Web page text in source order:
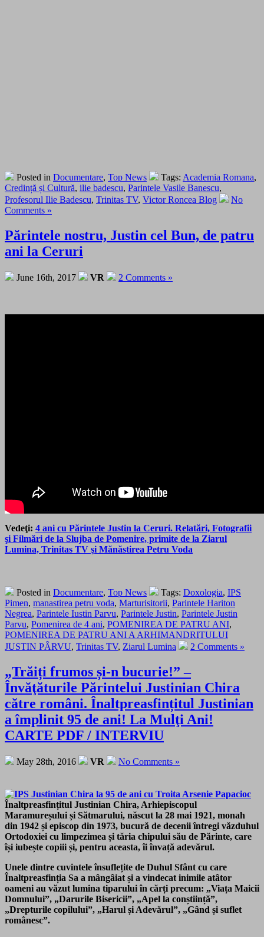
Posted in Documentare, Top News Tags: Academia Romana,
Credință și Cultură, ilie badescu, Parintele Vasile Banescu,
Profesorul Ilie Badescu, Trinitas TV, Victor Roncea Blog
No
Comments »
Părintele nostru, Justin cel Bun, de patru
ani la Ceruri
June 16th, 2017 VR 2 Comments »
Vedeţi: 4 ani cu Părintele Justin la Ceruri. Relatări, Fotografii
şi Filmări de la Slujba de Pomenire, primite de la Ziarul
Lumina, Trinitas TV şi Mănăstirea Petru Voda
Posted in Documentare, Top News Tags: Doxologia, IPS
Pimen, manastirea petru voda, Marturisitorii, Parintele Hariton
Negrea, Parintele Iustin Parvu, Parintele Justin, Parintele Justin
Parvu, Pomenirea de 4 ani, POMENIREA DE PATRU ANI,
POMENIREA DE PATRU ANI A ARHIMANDRITULUI
JUSTIN PÂRVU, Trinitas TV, Ziarul Lumina 2 Comments »
„Trăiți frumos și-n bucurie!” –
Învăţăturile Părintelui Justinian Chira
către români. Înaltpreasfințitul Justinian
a împlinit 95 de ani! La Mulţi Ani!
CARTE PDF / INTERVIU
May 28th, 2016 VR No Comments »
Înaltpreasfințitul Justinian Chira, Arhiepiscopul
Maramureșului și Sătmarului, născut la 28 mai 1921, monah
din 1942 și episcop din 1973, bucură de decenii întregi văzduhul
Ortodoxiei cu limpezimea și tăria chipului său de Părinte, care
își iubește copiii și, pentru aceasta, îi învață adevărul.
Unele dintre cuvintele însuflețite de Duhul Sfânt cu care
Înaltpreasfinția Sa a mângâiat și a vindecat inimile atâtor
oameni au văzut lumina tiparului în cărți precum: „Viața Maicii
Domnului”, „Darurile Bisericii”, „Apel la conștiință”,
„Drepturile copilului”, „Harul și Adevărul”, „Gând și suflet
românesc”.